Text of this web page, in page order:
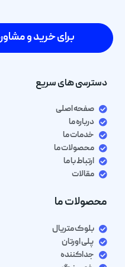
برای خرید و
دسترسی های سریع
صفحه اصلی
درباره ما
خدمات ما
محصولات ما
ارتباط با ما
مقالات
محصولات ما
بلوک متریال
پلی اورتان
جداکننده